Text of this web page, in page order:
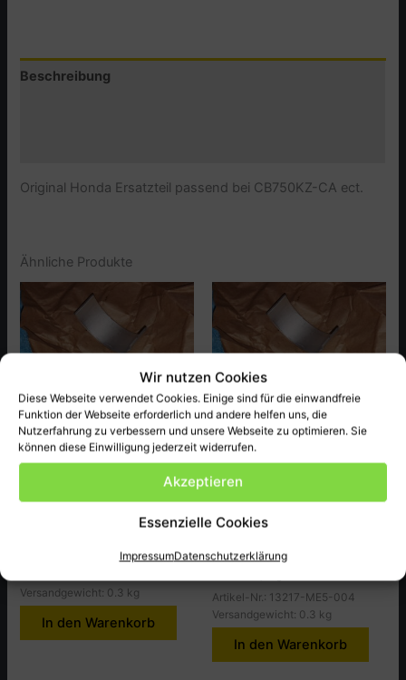
Wir nutzen Cookies
Diese Webseite verwendet Cookies. Einige sind für die einwandfreie
Funktion der Webseite erforderlich und andere helfen uns, die
Nutzerfahrung zu verbessern und unsere Webseite zu optimieren. Sie
können diese Einwilligung jederzeit widerrufen.
Akzeptieren
Essenzielle Cookies
ImpressumDatenschutzerklärung
Menge
Beschreibung
Original Honda Ersatzteil passend bei CB750KZ-CA ect.
Ähnliche Produkte
Pleullager A, VT500C,CF
Versandkosten
Versandgewicht: 0.3 kg
In den Warenkorb
Pleullager A grün,
CBX650CD
9,00€
Artikel-Nr.: 13217-ME5-004
Versandgewicht: 0.3 kg
In den Warenkorb